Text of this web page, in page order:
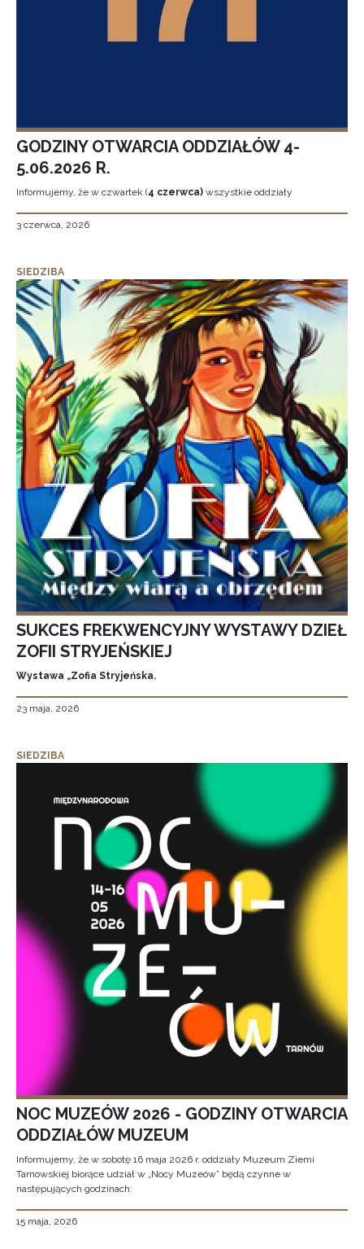
GODZINY OTWARCIA ODDZIAŁÓW 4-
5.06.2026 R.
Informujemy, że w czwartek (4 czerwca) wszystkie oddziały
3 czerwca, 2026
SIEDZIBA
SUKCES FREKWENCYJNY WYSTAWY DZIEŁ
ZOFII STRYJEŃSKIEJ
Wystawa „Zofia Stryjeńska.
23 maja, 2026
SIEDZIBA
NOC MUZEÓW 2026 - GODZINY OTWARCIA
ODDZIAŁÓW MUZEUM
Informujemy, że w sobotę 16 maja 2026 r. oddziały Muzeum Ziemi
Tarnowskiej biorące udział w „Nocy Muzeów” będą czynne w
następujących godzinach:
15 maja, 2026